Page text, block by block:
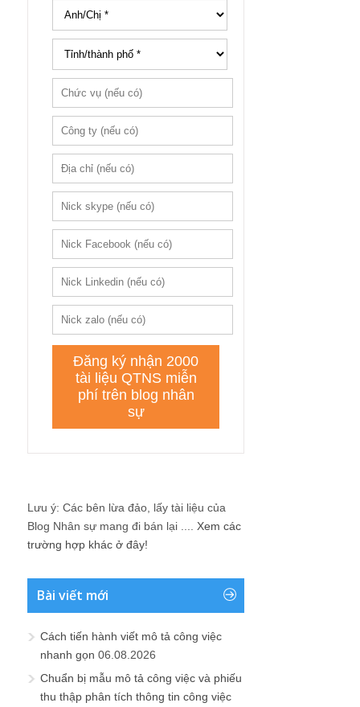
Lưu ý: Các bên lừa đảo, lấy tài liệu của
Blog Nhân sự mang đi bán lại .... Xem các
trường hợp khác ở đây!
Bài viết mới
Cách tiến hành viết mô tả công việc
nhanh gọn 06.08.2026
Chuẩn bị mẫu mô tả công việc và phiếu
thu thập phân tích thông tin công việc